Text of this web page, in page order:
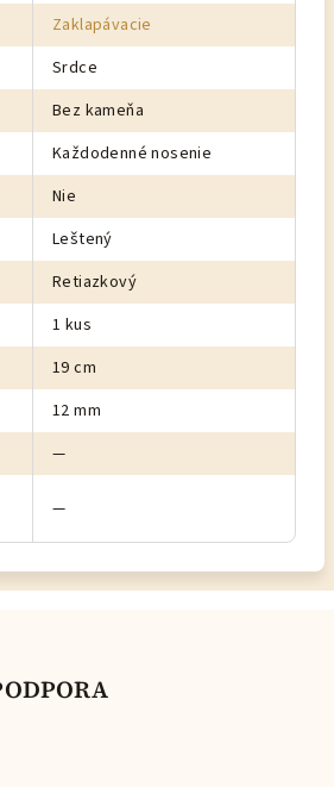
Zaklapávacie
Srdce
Bez kameňa
Každodenné nosenie
Nie
Leštený
Retiazkový
1 kus
19 cm
12 mm
—
—